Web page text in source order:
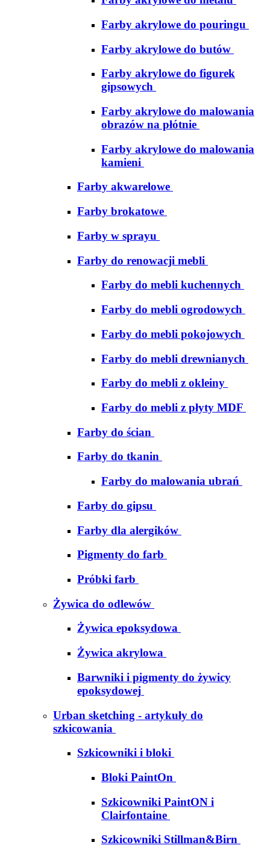
Farby akrylowe do pouringu
Farby akrylowe do butów
Farby akrylowe do figurek
gipsowych
Farby akrylowe do malowania
obrazów na płótnie
Farby akrylowe do malowania
kamieni
Farby akwarelowe
Farby brokatowe
Farby w sprayu
Farby do renowacji mebli
Farby do mebli kuchennych
Farby do mebli ogrodowych
Farby do mebli pokojowych
Farby do mebli drewnianych
Farby do mebli z okleiny
Farby do mebli z płyty MDF
Farby do ścian
Farby do tkanin
Farby do malowania ubrań
Farby do gipsu
Farby dla alergików
Pigmenty do farb
Próbki farb
Żywica do odlewów
Żywica epoksydowa
Żywica akrylowa
Barwniki i pigmenty do żywicy
epoksydowej
Urban sketching - artykuły do
szkicowania
Szkicowniki i bloki
Bloki PaintOn
Szkicowniki PaintON i
Clairfontaine
Szkicowniki Stillman&Birn